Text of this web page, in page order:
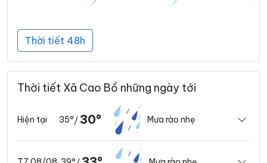
Thời tiết 48h
Thời tiết Xã Cao Bồ những ngày tới
Hiện tại 35°/ 30° Mưa rào nhẹ